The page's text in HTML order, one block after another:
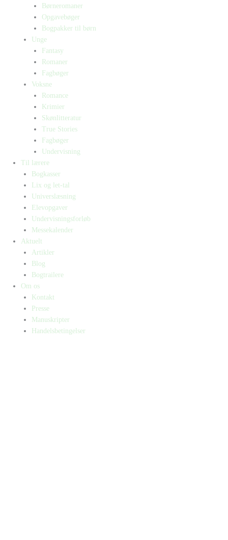
Børneromaner
Opgavebøger
Bogpakker til børn
Unge
Fantasy
Romaner
Fagbøger
Voksne
Romance
Krimier
Skønlitteratur
True Stories
Fagbøger
Undervisning
Til lærere
Bogkasser
Lix og let-tal
Universlæsning
Elevopgaver
Undervisningsforløb
Messekalender
Aktuelt
Artikler
Blog
Bogtrailere
Om os
Kontakt
Presse
Manuskripter
Handelsbetingelser